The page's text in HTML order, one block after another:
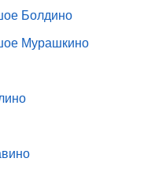
Болдино
Мурашкино